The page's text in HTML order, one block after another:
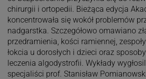
chirurgii i ortopedii. Bieżąca edycja
koncentrowała się wokół problemów
nadgarstka. Szczegółowo omawiano
przedramienia, kości ramiennej,
łokcia u dorosłych i dzieci oraz
leczenia algodystrofii. Wykłady
specjaliści prof. Stanisław